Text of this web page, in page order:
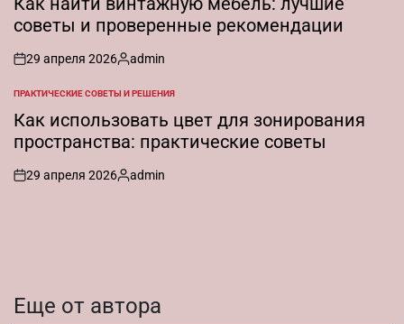
советы и проверенные рекомендации
on
29 апреля 2026
Запись
admin
ОПУБЛИКОВАНО
В
ПРАКТИЧЕСКИЕ СОВЕТЫ И РЕШЕНИЯ
Как использовать цвет для зонирования
пространства: практические советы
on
29 апреля 2026
Запись
admin
Еще от автора